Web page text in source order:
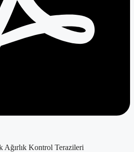
Ağırlık Kontrol Terazileri